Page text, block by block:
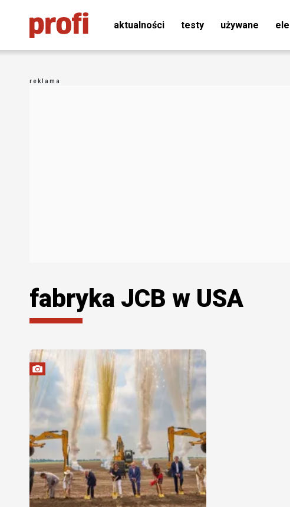
aktualności testy używane
fabryka JCB w USA